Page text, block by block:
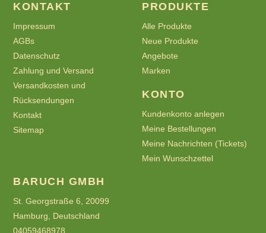
KONTAKT
Impressum
AGBs
Datenschutz
Zahlung und Versand
Versandkosten und
Rücksendungen
Kontakt
Sitemap
PRODUKTE
Alle Produkte
Neue Produkte
Angebote
Marken
KONTO
Kundenkonto anlegen
Meine Bestellungen
Meine Nachrichten (Tickets)
Mein Wunschzettel
BARUCH GMBH
St. Georgstraße 6, 20099
Hamburg, Deutschland
04059468978